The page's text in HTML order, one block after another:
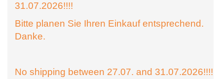
31.07.2026!!!!
Bitte planen Sie Ihren Einkauf entsprechend.
Danke.
No shipping between 27.07. and 31.07.2026!!!!